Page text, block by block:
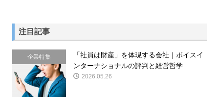
注目記事
企業特集
「社員は財産」を体現する会社｜ボイスイ
ンターナショナルの評判と経営哲学
2026.05.26